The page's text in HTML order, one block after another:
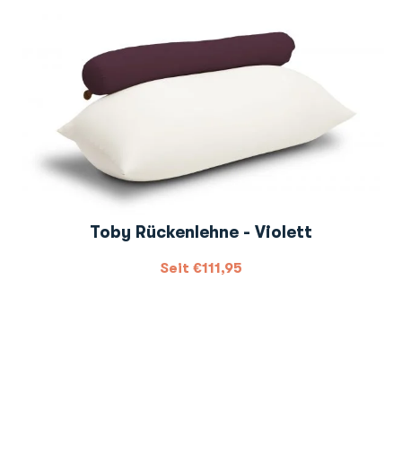
Toby Rückenlehne - Violett
Seit €111,95